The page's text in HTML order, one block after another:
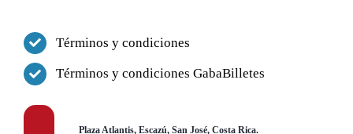
Términos y condiciones
Términos y condiciones GabaBilletes
Plaza Atlantis, Escazú, San José, Costa Rica.